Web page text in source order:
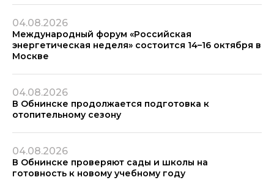
04.08.2026
Международный форум «Российская
энергетическая неделя» состоится 14–16 октября в
Москве
04.08.2026
В Обнинске продолжается подготовка к
отопительному сезону
04.08.2026
В Обнинске проверяют сады и школы на
готовность к новому учебному году